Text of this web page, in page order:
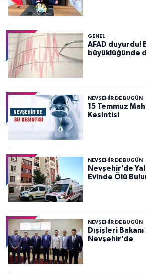
GENEL
AFAD duyurdu!
büyüklüğünde
NEVŞEHIR DE BUGÜN
15 Temmuz
Kesintisi
NEVŞEHIR DE BUGÜN
Nevşehir’de
Evinde Ölü
NEVŞEHIR DE BUGÜN
Dışişleri
Nevşehir’de